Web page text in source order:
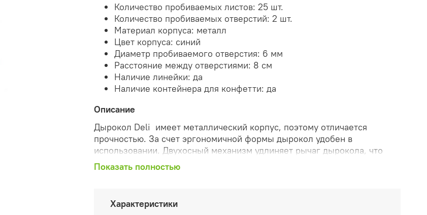
Количество пробиваемых листов: 25 шт.
Количество пробиваемых отверстий: 2 шт.
Материал корпуса: металл
Цвет корпуса: синий
Диаметр пробиваемого отверстия: 6 мм
Расстояние между отверстиями: 8 см
Наличие линейки: да
Наличие контейнера для конфетти: да
Описание
Дырокол Deli имеет металлический корпус, поэтому отличается
прочностью. За счет эргономичной формы дырокол удобен в
использовании. Двухосный механизм удлиняет рычаг дырокола, что
позволяет экономить до 50% усилий. Благодаря качественным
пробойникам обеспечивает легкое и точное пробивание бумаги.
поможет пробить отверстия в нужных местах.
Показать полностью
Характеристики